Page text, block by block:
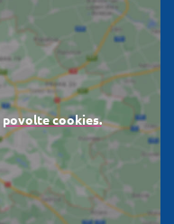
povolte cookies.